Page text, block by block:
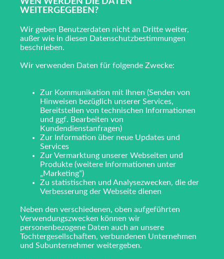
WEITERGEGEBEN?
Wir geben Benutzerdaten nicht an Dritte weiter,
außer wie in diesen Datenschutzbestimmungen
beschrieben.
Wir verwenden Daten für folgende Zwecke:
Zur Kommunikation mit Ihnen (Senden von
Hinweisen bezüglich unserer Services,
Bereitstellen von technischen Informationen
und ggf. Bearbeiten von
Kundendienstanfragen)
Zur Information über neue Updates und
Services
Zur Vermarktung unserer Webseiten und
Produkte (weitere Informationen unter
„Marketing“)
Zu statistischen und Analysezwecken, die der
Verbesserung der Webseite dienen
Neben den verschiedenen, oben aufgeführten
Verwendungszwecken können wir
personenbezogene Daten auch an unsere
Tochtergesellschaften, verbundenen Unternehmen
und Subunternehmer weitergeben.